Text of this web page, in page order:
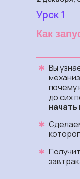
Урок 1
Как
Вы
почему
до сих
начать
✱
✱
✱